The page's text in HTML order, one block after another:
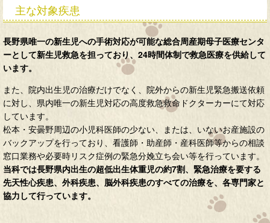
主な対象疾患
長野県唯一の新生児への手術対応が可能な総合周産期母子医療センタ
ーとして新生児救急を担っており、24時間体制で救急医療を供給して
います。
また、院内出生児の治療だけでなく、院外からの新生児緊急搬送依頼
に対し、県内唯一の新生児対応の高度救急救命ドクターカーにて対応
しています。
松本・安曇野周辺の小児科医師の少ない、または、いないお産施設の
バックアップを行っており、看護師・助産師・産科医師等からの相談
窓口業務や必要時リスク症例の緊急分娩立ち会い等を行っています。
当科では長野県内出生の超低出生体重児の約7割、緊急治療を要する
先天性心疾患、外科疾患、脳外科疾患のすべての治療を、各専門家と
協力して行っています。